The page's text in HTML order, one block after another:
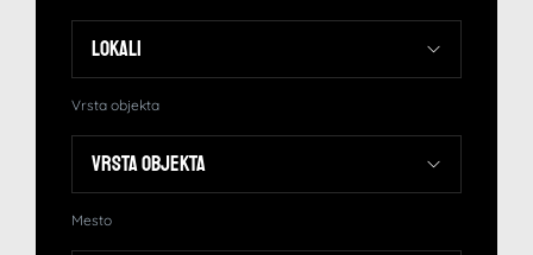
Vrsta objekta
Mesto